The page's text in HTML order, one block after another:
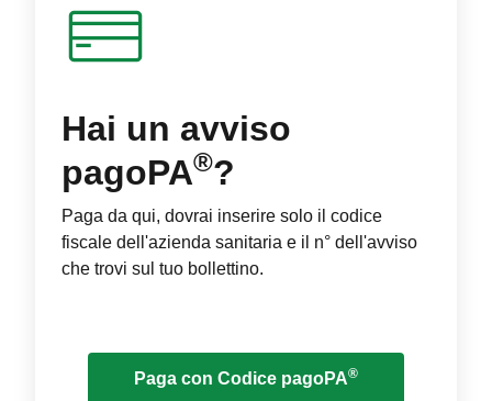
Hai un avviso
pagoPA®?
Paga da qui, dovrai inserire solo il codice
fiscale dell'azienda sanitaria e il n° dell'avviso
che trovi sul tuo bollettino.
Paga con Codice pagoPA®